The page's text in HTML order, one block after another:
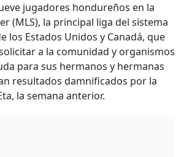
jugadores hondureños en la
(MLS), la principal liga del sistema
los Estados Unidos y Canadá, que
a la comunidad y organismos
para sus hermanos y hermanas
resultados damnificados por la
la semana anterior.